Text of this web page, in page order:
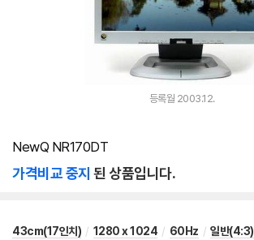
등록월 2003.12.
NewQ NR170DT
가격비교 중지 된 상품입니다.
43cm(17인치) / 1280 x 1024 / 60Hz / 일반(4:3)